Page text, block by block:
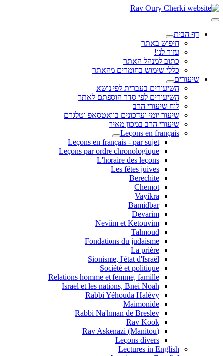
דף הבית
חיפוש באתר
עזור לנו!
כתוב למנהל האתר
כללי שימוש בחומרים מהאתר
שיעורים
השיעורים בעברית לפי נושא
השיעורים לפי סדר הוספתם לאתר
לוח שיעורי הרב
שיעור יומי ועדכונים בוואטסאפ וטלגרם
שיעורי הרב במכון מאיר
Leçons en français
Leçons en français - par sujet
Leçons par ordre chronologique
L'horaire des leçons
Les fêtes juives
Berechite
Chemot
Vayikra
Bamidbar
Devarim
Neviim et Ketouvim
Talmoud
Fondations du judaisme
La prière
Sionisme, l'état d'Israël
Société et politique
Relations homme et femme, famille
Israel et les nations, Bnei Noah
Rabbi Yéhouda Halévy
Maimonide
Rabbi Na'hman de Breslev
Rav Kook
(Rav Askenazi (Manitou
Leçons divers
Lectures in English